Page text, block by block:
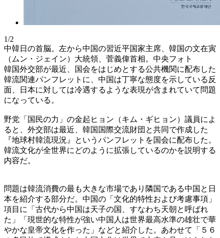
1/2
中韓日の首脳。左から中国の習近平国家主席、韓国の文在寅
（ムン・ジェイン）大統領、菅義偉首相。中央フォト
韓国外交部が最近、国会をはじめとする公共機関に配布した
韓流関連パンフレットに、中国は丁寧な態度を示している反
面、日本に対しては冷遇するような表現が含まれていて問題
になっている。
野党「国民の力」の金起ヒョン（キム・ギヒョン）議員によ
ると、外交部は最近、韓国国際交流財団と共同で作成した
『地球村韓流現況』というパンフレットを国会に配布した。
韓流文化が全世界にどのように拡張しているのかを説明する
内容だ。
問題は韓流消費の最も大きな市場であり隣国である中国と日
本を紹介する部分だ。中国の「文化的特性および考慮事項」
項目に「古代から中国は天子の国、すなわち天朝と呼ばれ
た」「現世的な特性が強い中国人は世界最高水準の雄壮で華
やかな皇帝文化を作った」などと紹介した。あわせて「５６